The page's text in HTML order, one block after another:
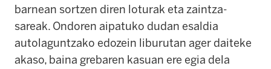
barnean sortzen diren loturak eta zaintza-
sareak. Ondoren aipatuko dudan esaldia
autolaguntzako edozein liburutan ager daiteke
akaso, baina grebaren kasuan ere egia dela